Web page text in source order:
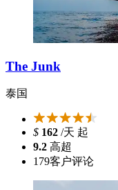
The Junk
泰国
$ 162 /天 起
9.2 高超
179客户评论